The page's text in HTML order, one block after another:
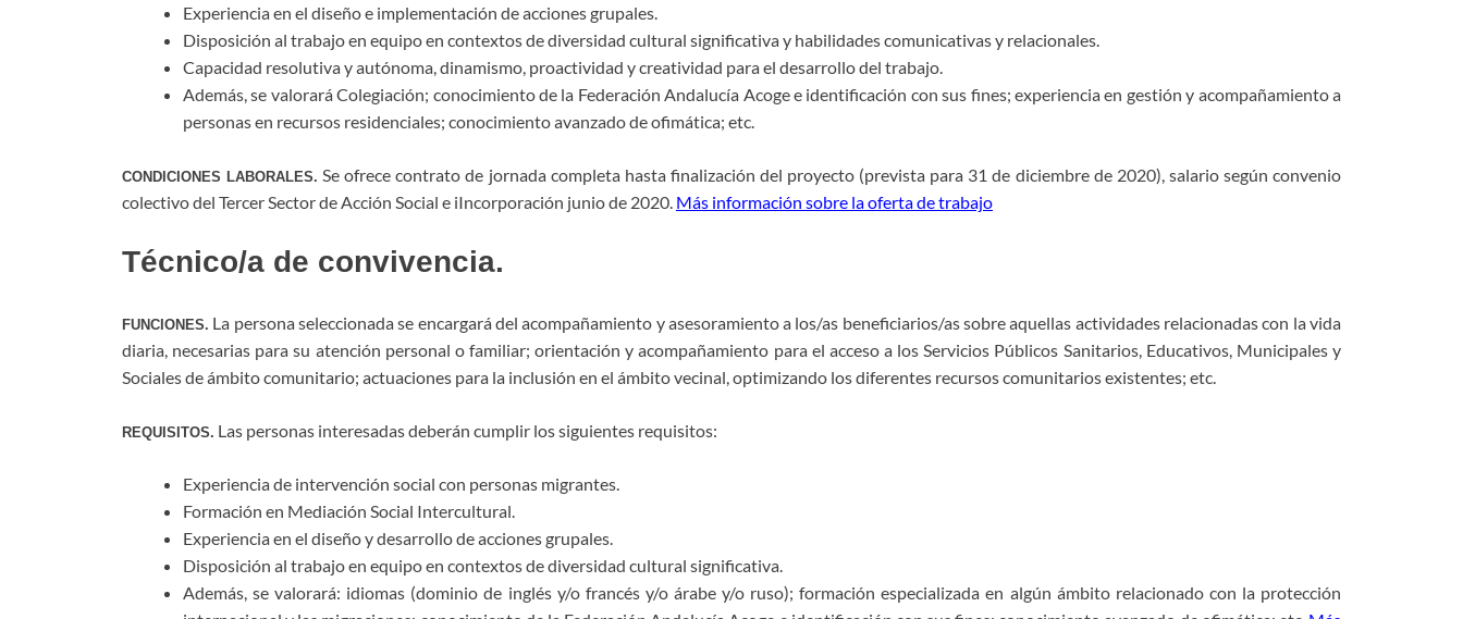
Experiencia en el diseño e implementación de acciones grupales.
Disposición al trabajo en equipo en contextos de diversidad cultural significativa y habilidades comunicativas y relacionales.
Capacidad resolutiva y autónoma, dinamismo, proactividad y creatividad para el desarrollo del trabajo.
Además, se valorará Colegiación; conocimiento de la Federación Andalucía Acoge e identificación con sus fines; experiencia en gestión y acompañamiento a
personas en recursos residenciales; conocimiento avanzado de ofimática; etc.
CONDICIONES LABORALES. Se ofrece contrato de jornada completa hasta finalización del proyecto (prevista para 31 de diciembre de 2020), salario según convenio
colectivo del Tercer Sector de Acción Social e iIncorporación junio de 2020. Más información sobre la oferta de trabajo
Técnico/a de convivencia.
FUNCIONES. La persona seleccionada se encargará del acompañamiento y asesoramiento a los/as beneficiarios/as sobre aquellas actividades relacionadas con la vida
diaria, necesarias para su atención personal o familiar; orientación y acompañamiento para el acceso a los Servicios Públicos Sanitarios, Educativos, Municipales y
Sociales de ámbito comunitario; actuaciones para la inclusión en el ámbito vecinal, optimizando los diferentes recursos comunitarios existentes; etc.
REQUISITOS. Las personas interesadas deberán cumplir los siguientes requisitos:
Experiencia de intervención social con personas migrantes.
Formación en Mediación Social Intercultural.
Experiencia en el diseño y desarrollo de acciones grupales.
Disposición al trabajo en equipo en contextos de diversidad cultural significativa.
Además, se valorará: idiomas (dominio de inglés y/o francés y/o árabe y/o ruso); formación especializada en algún ámbito relacionado con la protección